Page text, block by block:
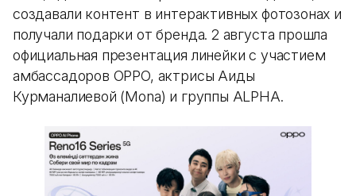
создавали контент в интерактивных фотозонах и
получали подарки от бренда. 2 августа прошла
официальная презентация линейки с участием
амбассадоров OPPO, актрисы Аиды
Курманалиевой (Mona) и группы ALPHA.